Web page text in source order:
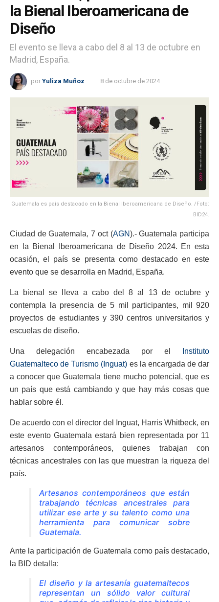
la Bienal Iberoamericana de
Diseño
El evento se lleva a cabo del 8 al 13 de octubre en
Madrid, España.
por Yuliza Muñoz 8 de octubre de 2024
Guatemala es país destacado en la Bienal Iberoamericana de Diseño. /Foto:
BID24.
Ciudad de Guatemala, 7 oct (AGN).- Guatemala participa
en la Bienal Iberoamericana de Diseño 2024. En esta
ocasión, el país se presenta como destacado en este
evento que se desarrolla en Madrid, España.
La bienal se lleva a cabo del 8 al 13 de octubre y
contempla la presencia de 5 mil participantes, mil 920
proyectos de estudiantes y 390 centros universitarios y
escuelas de diseño.
Una delegación encabezada por el
Instituto
Guatemalteco de Turismo (Inguat) es la encargada de dar
a conocer que Guatemala tiene mucho potencial, que es
un país que está cambiando y que hay más cosas que
hablar sobre él.
De acuerdo con el director del Inguat, Harris Whitbeck, en
este evento Guatemala estará bien representada por 11
artesanos contemporáneos, quienes trabajan con
técnicas ancestrales con las que muestran la riqueza del
país.
Artesanos contemporáneos que están
trabajando técnicas ancestrales para
utilizar ese arte y su talento como una
herramienta para comunicar sobre
Guatemala.
Ante la participación de Guatemala como país destacado,
la BID detalla:
El diseño y la artesanía guatemaltecos
representan un sólido valor cultural